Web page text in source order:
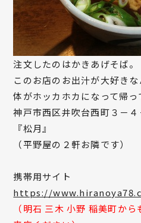
注文したのはかきあげそば。
このお店のお出汁が大好きな
体がホッカホカになって帰っ
神戸市西区井吹台西町３－４
『松月』
（平野屋の２軒お隣です）
携帯用サイト
https://
（明石 三木 小野 稲美町か